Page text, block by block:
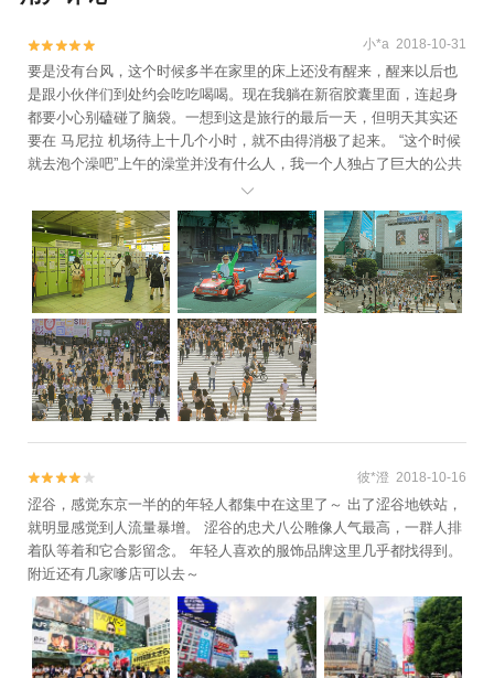

 小*a 2018-10-31
要是没有台风，这个时候多半在家里的床上还没有醒来，醒来以后也
是跟小伙伴们到处约会吃吃喝喝。现在我躺在新宿胶囊里面，连起身
都要小心别磕碰了脑袋。一想到这是旅行的最后一天，但明天其实还
要在 马尼拉 机场待上十几个小时，就不由得消极了起来。 “这个时候
就去泡个澡吧”上午的澡堂并没有什么人，我一个人独占了巨大的公共
浴缸，泡了一会儿这种消极的想法也从身体里蒸发出去了。退了房，
拖着箱子回到新宿站，开始一天的行动之前还是要寄存好行李。 比起
白川乡 的1000日元寄存一次，这里只需要600日元，突然觉得 东京
也没有那么昂贵。临走之前再给储物柜的位置和号码拍张照片，等晚
上回来的时候要是忘记可就不妙了。 总而言之，第一站是涩谷！马里
奥卡丁车！ 因为 中国 驾照没法体验只好作罢，体验的时候还可以换
装成Mario里面的角色，非常带感！ 写游记的时候NS的Mario Party已
经公开发售了，超适合小伙伴们一起玩耍！全世界最著名的十字路口
之一，涉谷十字路口，因为人流量全世界称霸而闻名。 在对面购物中
心的墙上挂着安室奈美惠的隐退最后一场演唱会的海报。代表了一代
人的记忆呢，这几天在 东京 这里随处都可以看到关于她隐退的新闻和
海报。和我天朝的红绿灯并不一样，涩谷的红绿灯是四面八方一起亮
午，如果是工作日的晚高峰，就能看到如同潮水般的人群。不过就算
是让我来，我这种人群恐惧症怕是要呼吸窒息的。周末同学聚会也身
着校服的JK位于涩谷TSUTAYA二楼的星巴克店。这里的位置正好可
以看到外面路口的情况，外面天气太过炎热，我也想休息一下，在一
楼的点餐处点了一杯抹茶星冰乐。二楼除了靠窗户的位置还有靠墙也
有沙发，四人桌等。不过为了拍摄外面的景色，游客大都集中在窗户
旁边，哪怕等一会儿，也要坐在这里。『君の名は。』电影32分钟的
位置。三叶交换的时候把瀧和奥寺前辈的关系拉得很近。 打工结束后
在这里喝一杯咖啡，感觉挑的地方很有眼光呢！果然追妹纸还是靠妹


 彼*澄 2018-10-16
涩谷，感觉东京一半的的年轻人都集中在这里了～ 出了涩谷地铁站，
就明显感觉到人流量暴增。 涩谷的忠犬八公雕像人气最高，一群人排
着队等着和它合影留念。 年轻人喜欢的服饰品牌这里几乎都找得到。
附近还有几家嗲店可以去～